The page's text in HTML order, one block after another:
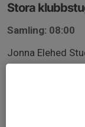
Stora
Samling: 08:00
Jonna Elehed